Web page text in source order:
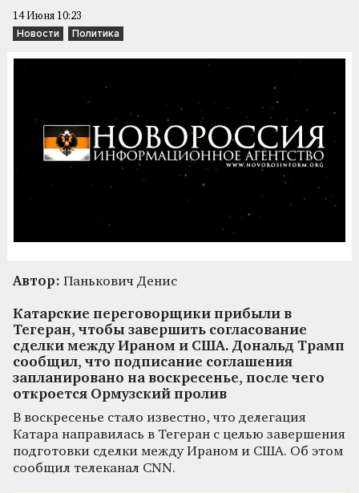
14 Июня 10:23
Новости Политика
Автор: Панькович Денис
Катарские переговорщики прибыли в
Тегеран, чтобы завершить согласование
сделки между Ираном и США. Дональд Трамп
сообщил, что подписание соглашения
запланировано на воскресенье, после чего
откроется Ормузский пролив
В воскресенье стало известно, что делегация
Катара направилась в Тегеран с целью завершения
подготовки сделки между Ираном и США. Об этом
сообщил телеканал CNN.